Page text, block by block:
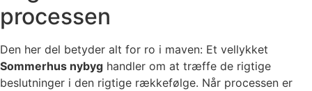
processen
Den her del betyder alt for ro i maven: Et vellykket
Sommerhus nybyg handler om at træffe de rigtige
beslutninger i den rigtige rækkefølge. Når processen er